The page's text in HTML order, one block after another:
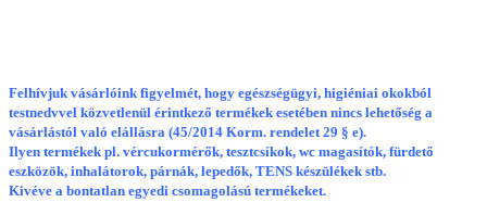
Felhívjuk vásárlóink figyelmét, hogy egészségügyi, higiéniai okokból
testnedvvel közvetlenül érintkező termékek esetében nincs lehetőség a
vásárlástól való elállásra (45/2014 Korm. rendelet 29 § e).
Ilyen termékek pl. vércukormérők, tesztcsíkok, wc magasítók, fürdető
eszközök, inhalátorok, párnák, lepedők, TENS készülékek stb.
Kivéve a bontatlan egyedi csomagolású termékeket.